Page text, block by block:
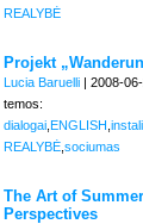
REALYBĖ
Projekt
Lucia Baruelli | 2008-
temos:
dialogai ENGLISH
REALYBĖ sociumas
The Art of
Perspectives